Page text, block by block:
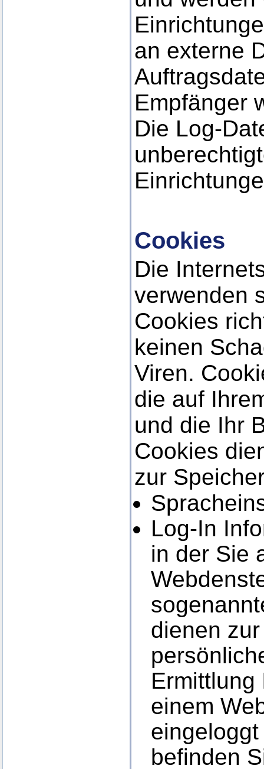
an externe
Empfänger
Die Log-
Cookies
Die
verwenden
Cookies
keinen
Viren.
die auf
und die Ihr
Cookies
zur
Log-In
in der Sie
dienen
einem
befinden